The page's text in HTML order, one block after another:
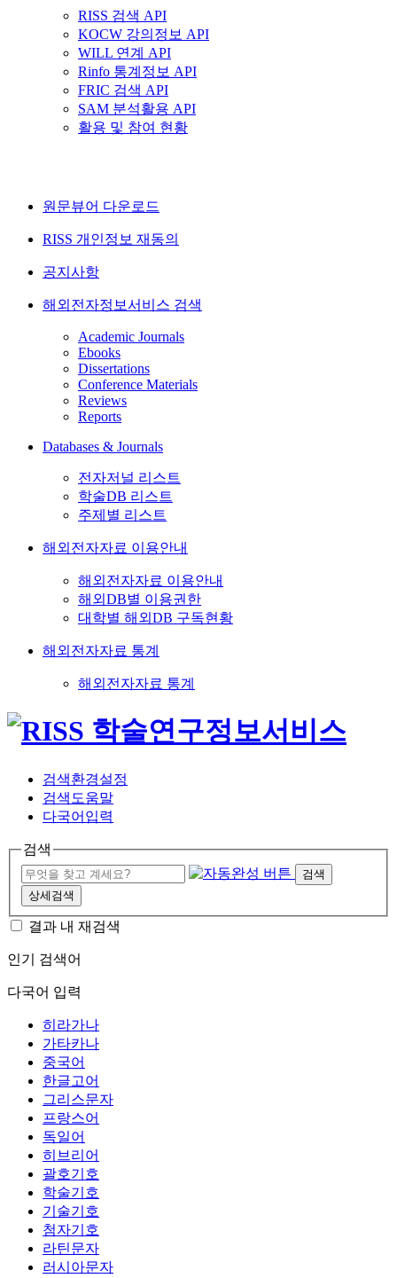
RISS 검색 API
KOCW 강의정보 API
WILL 연계 API
Rinfo 통계정보 API
FRIC 검색 API
SAM 분석활용 API
활용 및 참여 현황
원문뷰어 다운로드
RISS 개인정보 재동의
공지사항
해외전자정보서비스 검색
Academic Journals
Ebooks
Dissertations
Conference Materials
Reviews
Reports
Databases & Journals
전자저널 리스트
학술DB 리스트
주제별 리스트
해외전자자료 이용안내
해외전자자료 이용안내
해외DB별 이용권한
대학별 해외DB 구독현황
해외전자자료 통계
해외전자자료 통계
검색환경설정
검색도움말
다국어입력
검색
검색
상세검색
결과 내 재검색
인기 검색어
다국어 입력
히라가나
가타카나
중국어
한글고어
그리스문자
프랑스어
독일어
히브리어
괄호기호
학술기호
기술기호
첨자기호
라틴문자
러시아문자